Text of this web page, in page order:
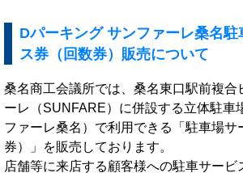
Dパーキング サンファーレ桑名
ス券（回数券）販売について
桑名商工会議所では、桑名東口駅前複合
ーレ（SUNFARE）に併設する立体駐車
ファーレ桑名）で利用できる「駐車場サ
券）」を販売しております。
店舗等に来店する顧客様への駐車サービ